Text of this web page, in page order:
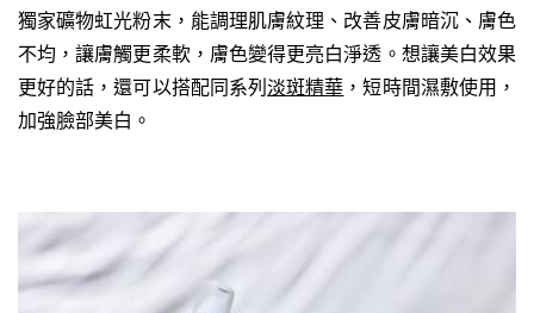
獨家礦物虹光粉末，能調理肌膚紋理、改善皮膚暗沉、膚色
不均，讓膚觸更柔軟，膚色變得更亮白淨透。想讓美白效果
更好的話，還可以搭配同系列淡斑精華 ，短時間濕敷使用，
加強臉部美白。